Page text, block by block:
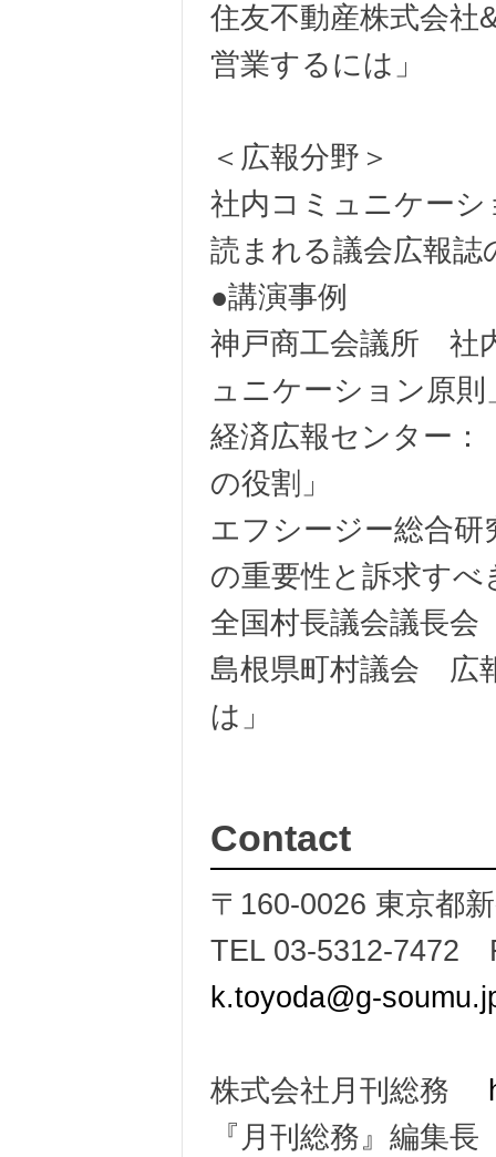
住友不動産株式会社
営業するには」
＜広報分野＞
社内コミュニケーシ
読まれる議会広報誌
●講演事例
神戸商工会議所 社
ュニケーション原則
経済広報センター
の役割」
エフシージー総合
の重要性と訴求す
全国村長議会議長
島根県町村議会 広
は」
Contact
〒160-0026 東京都
TEL 03-5312-7472
k.toyoda@g-
株式会社月刊総務
『月刊総務』編集